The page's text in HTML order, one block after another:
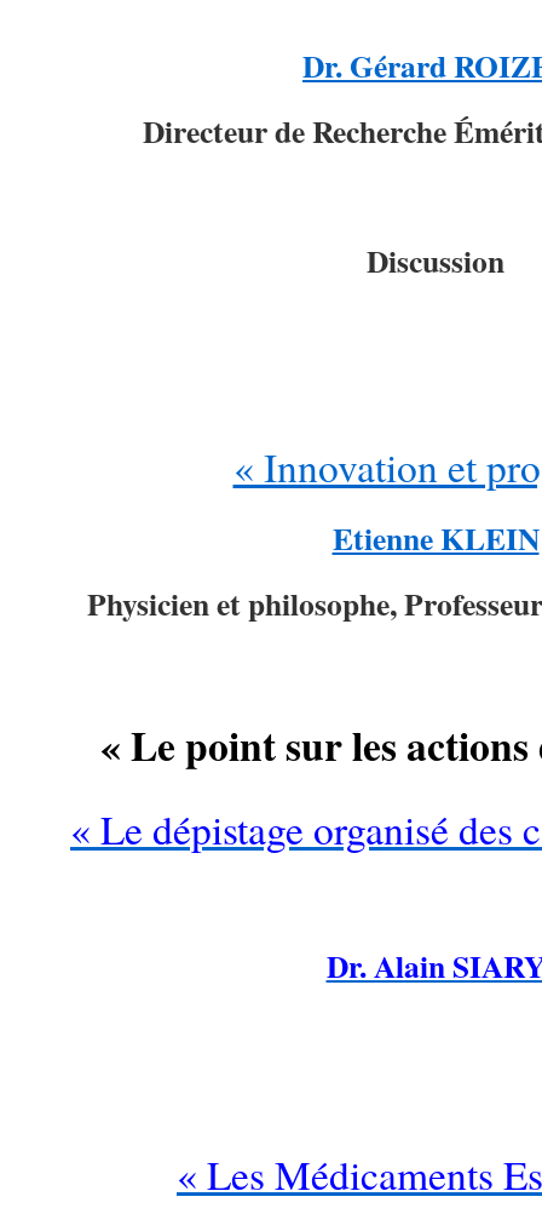
Dr.Gérard
Directeur de Recherche
Discussion
« Innovation et
Etienne KLEIN
Physicien et philosophe,
« Le point sur les
« Le dépistage organisé des
Dr. Alain
« Les Médicaments